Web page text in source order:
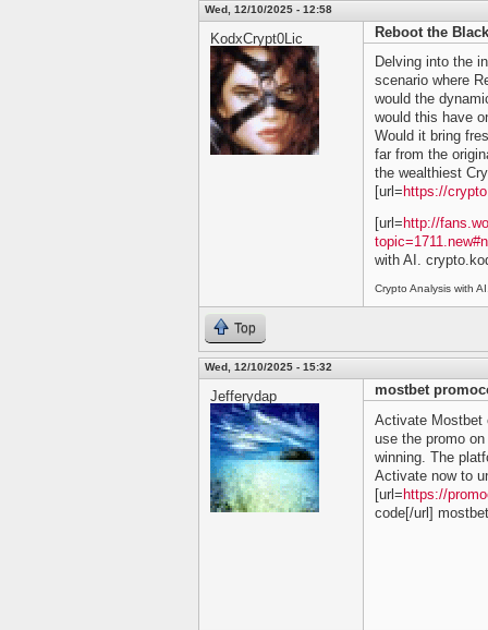
Wed, 12/10/2025 - 12:58
KodxCrypt0Lic
Reboot the
Delving into the
scenario where
would the
would this have
Would it bring
far from the
the wealthiest
[url= https://
[url= http://
with AI.
Crypto Analysis with
Top
Wed, 12/10/2025 - 15:32
Jefferydap
mostbet
Activate Mostbet
use the promo
winning. The
Activate now to
[url= https://
code[/url]